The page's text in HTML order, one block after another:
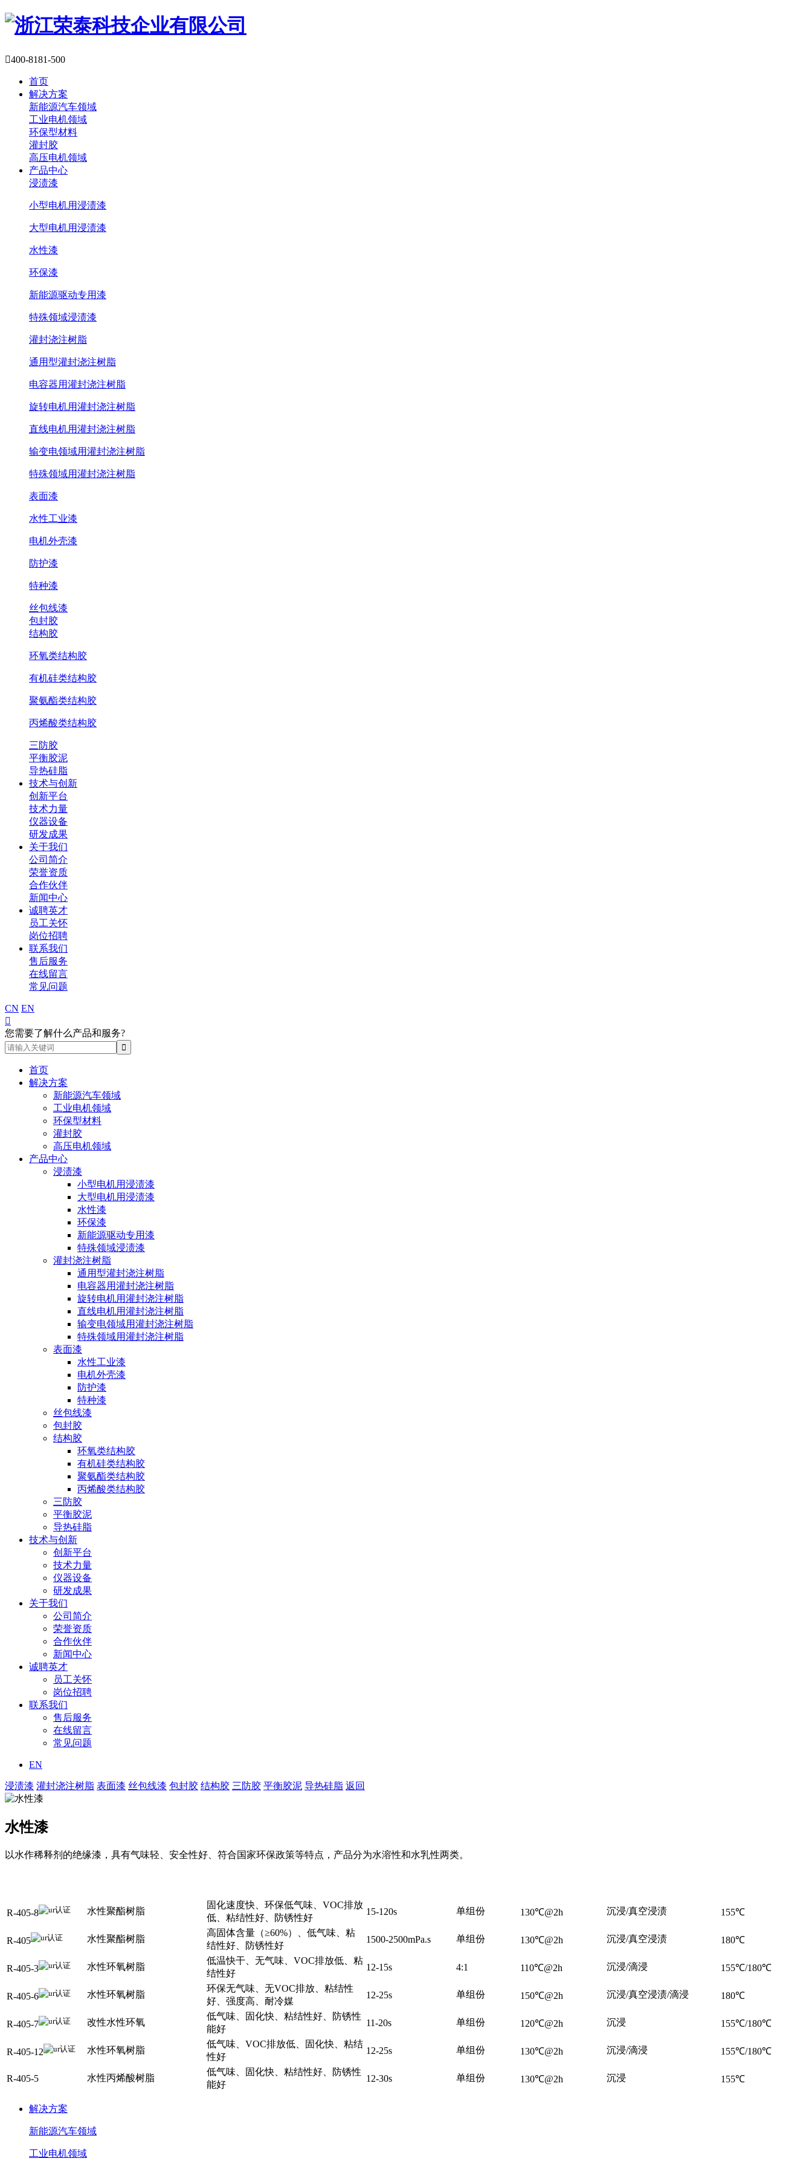
400-8181-500
首页
解决方案
新能源汽车领域
工业电机领域
环保型材料
灌封胶
高压电机领域
产品中心
浸渍漆
小型电机用浸渍漆
大型电机用浸渍漆
水性漆
环保漆
新能源驱动专用漆
特殊领域浸渍漆
灌封浇注树脂
通用型灌封浇注树脂
电容器用灌封浇注树脂
旋转电机用灌封浇注树脂
直线电机用灌封浇注树脂
输变电领域用灌封浇注树脂
特殊领域用灌封浇注树脂
表面漆
水性工业漆
电机外壳漆
防护漆
特种漆
丝包线漆
包封胶
结构胶
环氧类结构胶
有机硅类结构胶
聚氨酯类结构胶
丙烯酸类结构胶
三防胶
平衡胶泥
导热硅脂
技术与创新
创新平台
技术力量
仪器设备
研发成果
关于我们
公司简介
荣誉资质
合作伙伴
新闻中心
诚聘英才
员工关怀
岗位招聘
联系我们
售后服务
在线留言
常见问题
CN EN

您需要了解什么产品和服务?
首页
解决方案
新能源汽车领域
工业电机领域
环保型材料
灌封胶
高压电机领域
产品中心
浸渍漆
小型电机用浸渍漆
大型电机用浸渍漆
水性漆
环保漆
新能源驱动专用漆
特殊领域浸渍漆
灌封浇注树脂
通用型灌封浇注树脂
电容器用灌封浇注树脂
旋转电机用灌封浇注树脂
直线电机用灌封浇注树脂
输变电领域用灌封浇注树脂
特殊领域用灌封浇注树脂
表面漆
水性工业漆
电机外壳漆
防护漆
特种漆
丝包线漆
包封胶
结构胶
环氧类结构胶
有机硅类结构胶
聚氨酯类结构胶
丙烯酸类结构胶
三防胶
平衡胶泥
导热硅脂
技术与创新
创新平台
技术力量
仪器设备
研发成果
关于我们
公司简介
荣誉资质
合作伙伴
新闻中心
诚聘英才
员工关怀
岗位招聘
联系我们
售后服务
在线留言
常见问题
EN
浸渍漆 灌封浇注树脂 表面漆 丝包线漆 包封胶 结构胶 三防胶 平衡胶泥 导热硅脂 返回
水性漆
以水作稀释剂的绝缘漆，具有气味轻、安全性好、符合国家环保政策等特点，产品分为水溶性和水乳性两类。
R-405-8 水性聚酯树脂
固化速度快、环保低气味、VOC排放
低、粘结性好、防锈性好
15-120s 单组份 130℃@2h 沉浸/真空浸渍 155℃
R-405 水性聚酯树脂
高固体含量（≥60%）、低气味、粘
结性好、防锈性好
1500-2500mPa.s 单组份 130℃@2h 沉浸/真空浸渍 180℃
R-405-3 水性环氧树脂
低温快干、无气味、VOC排放低、粘
结性好
12-15s 4:1 110℃@2h 沉浸/滴浸 155℃/180℃
R-405-6 水性环氧树脂
环保无气味、无VOC排放、粘结性
好、强度高、耐冷媒
12-25s 单组份 150℃@2h 沉浸/真空浸渍/滴浸 180℃
R-405-7 改性水性环氧
低气味、固化快、粘结性好、防锈性
能好
11-20s 单组份 120℃@2h 沉浸 155℃/180℃
R-405-12 水性环氧树脂
低气味、VOC排放低、固化快、粘结
性好
12-25s 单组份 130℃@2h 沉浸/滴浸 155℃/180℃
R-405-5 水性丙烯酸树脂
低气味、固化快、粘结性好、防锈性
能好
12-30s 单组份 130℃@2h 沉浸 155℃
解决方案
新能源汽车领域
工业电机领域